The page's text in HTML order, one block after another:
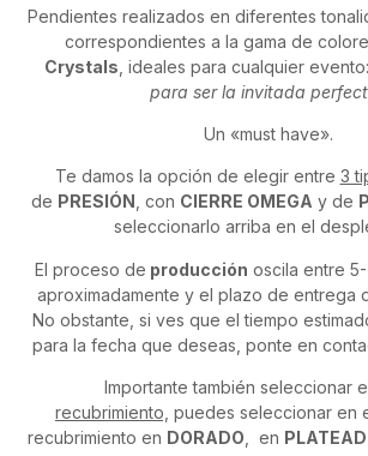
Pendientes realizados en diferentes
correspondientes a la gama de
Crystals , ideales para cualquier evento:
para ser la invitada
Un «must have».
Te damos la opción de elegir entre 3
de PRESIÓN , con CIERRE OMEGA y de
seleccionarlo arriba en el
El proceso de producción oscila entre
aproximadamente y el plazo de entrega
No obstante, si ves que el tiempo
para la fecha que deseas, ponte en
Importante también seleccionar
recubrimiento, puedes seleccionar en
recubrimiento en DORADO , en